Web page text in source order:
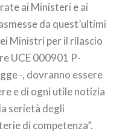
ai Ministeri e ai
da quest’ultimi
Ministri per il rilascio
UCE 000901 P-
-, dovranno essere
e di ogni utile notizia
serietà degli
di competenza”.